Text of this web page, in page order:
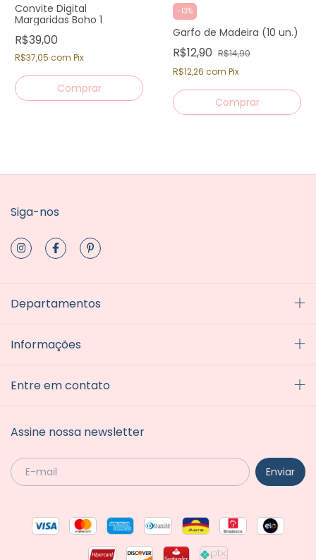
Convite Digital
Margaridas Boho 1
R$39,00
R$37,05 com Pix
-13%
Garfo de Madeira (10 un.)
R$12,90 R$14,90
R$12,26 com Pix
Siga-nos
Departamentos
Informações
Entre em contato
Assine nossa newsletter